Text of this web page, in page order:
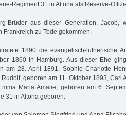
Regiment 31 in Altona als Reserve-
Brüder aus dieser Generation, Jacob,
Frankreich zu Tode gekommen.
1890 die evangelisch-lutherische
1860 in Hamburg. Aus dieser Ehe
am 28. April 1891, Sophie Charlotte
geboren am 11. Oktober 1893, Carl
Maria Amalie, geboren am 6.
31 in Altona geboren.